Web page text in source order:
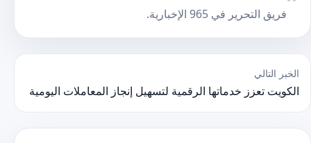
فريق التحرير في 965 الإخبارية.
تصفّح المقالات
الخبر التالي
الكويت تعزز خدماتها الرقمية لتسهيل إنجاز المعاملات اليومية